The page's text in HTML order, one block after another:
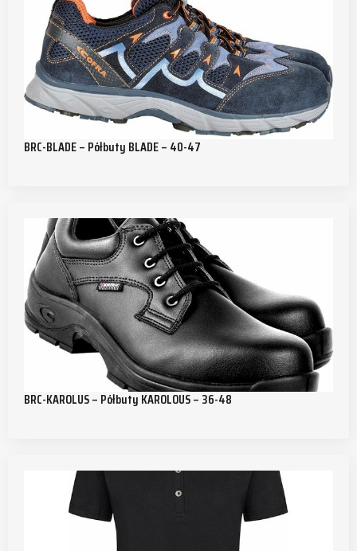
BRC-BLADE – Półbuty BLADE – 40-47
BRC-KAROLUS – Półbuty KAROLOUS – 36-48